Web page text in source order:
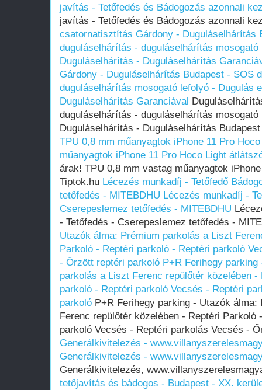
javítás - Tetőfedés és Bádogozás azonnali
javítás - Tetőfedés és Bádogozás azonnali
csatornatisztítás Gárdony - Duguláselhárítás
duguláselhárítás - duguláselhárítás
Duguláselhárítás - Duguláselhárítás
Gárdony - Duguláselhárítás Budapest - SOS
duguláselhárítás mosogató lefolyó - Dugulás
Duguláselhárítás Garanciával
duguláselhárítás - duguláselhárítás
Duguláselhárítás - Duguláselhárítás
TPU 0,8 mm műanyagtok iPhone 11 Pro
műanyagtok iPhone 11 Pro Hoco Light
árak! TPU 0,8 mm vastag műanyagtok
Tiptok.hu Lécezés munkadíj - Tetőfedő
tetőfedés - MITEBDHU Lécezés munkadíj -
Cserepeslemez tetőfedés - MITEBDHU
- Tetőfedés - Cserepeslemez tetőfedés -
Utazók álma: Prémium parkolás a Liszt
Parkoló - Reptéri parkoló - Reptéri parkoló
- Őrzött reptéri parkoló P+R Ferihegy
parkolás a Liszt Ferenc repülőtér közelében
parkoló - Reptéri parkoló Vecsés - Reptéri
parkoló P+R Ferihegy parking - Utazók
Ferenc repülőtér közelében - Reptéri Parkoló
parkoló Vecsés - Reptéri parkolás Vecsés -
Generálkivitelezés -
Generálkivitelezés -
Generálkivitelezés,
tetőjavítás és bádogos - Budapest - XX.